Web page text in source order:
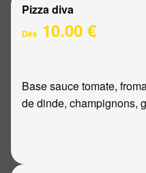
Pizza diva
Dès 10.00 €
Base sauce tomate,
de dinde, champignons,